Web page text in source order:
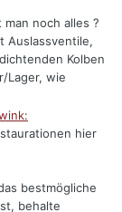
noch alles ?
Auslassventile,
Kolben
Lager, wie
hier
bestmögliche
behalte